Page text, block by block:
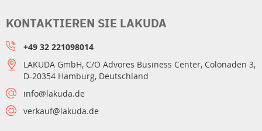
KONTAKTIEREN SIE LAKUDA
+49 32 221098014
LAKUDA GmbH, C/O Advores Business Center, Colonaden 3,
D-20354 Hamburg, Deutschland
info@lakuda.de
verkauf@lakuda.de